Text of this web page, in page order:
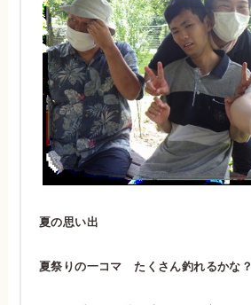
夏の思い出
夏祭りの一コマ たくさん釣れるかな？